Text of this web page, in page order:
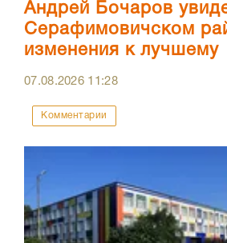
Андрей Бочаров
Серафимовичском
изменения к лучшему
07.08.2026 11:28
Комментарии